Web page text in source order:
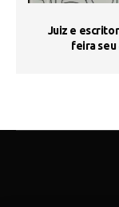
Juiz e
feira seu